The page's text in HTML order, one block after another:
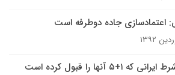
اعتمادسازی جاده دوطرفه است
که ۱+۵ آنها را قبول کرده است